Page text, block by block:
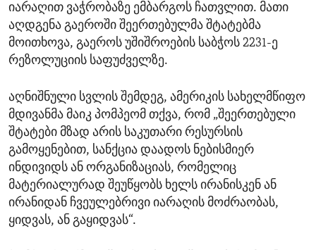
იარაღით ვაჭრობაზე ემბარგოს ჩათვლით. მათი
აღდგენა გაეროში შეერთებულმა შტატებმა
მოითხოვა, გაეროს უშიშროების საბჭოს 2231-ე
რეზოლუციის საფუძველზე.
აღნიშნული სვლის შემდეგ, ამერიკის სახელმწიფო
მდივანმა მაიკ პომპეომ თქვა, რომ „შეერთებული
შტატები მზად არის საკუთარი რესურსის
გამოყენებით, სანქცია დაადოს ნებისმიერ
ინდივიდს ან ორგანიზაციას, რომელიც
მატერიალურად შეუწყობს ხელს ირანისკენ ან
ირანიდან ჩვეულებრივი იარაღის მოძრაობას,
ყიდვას, ან გაყიდვას“.